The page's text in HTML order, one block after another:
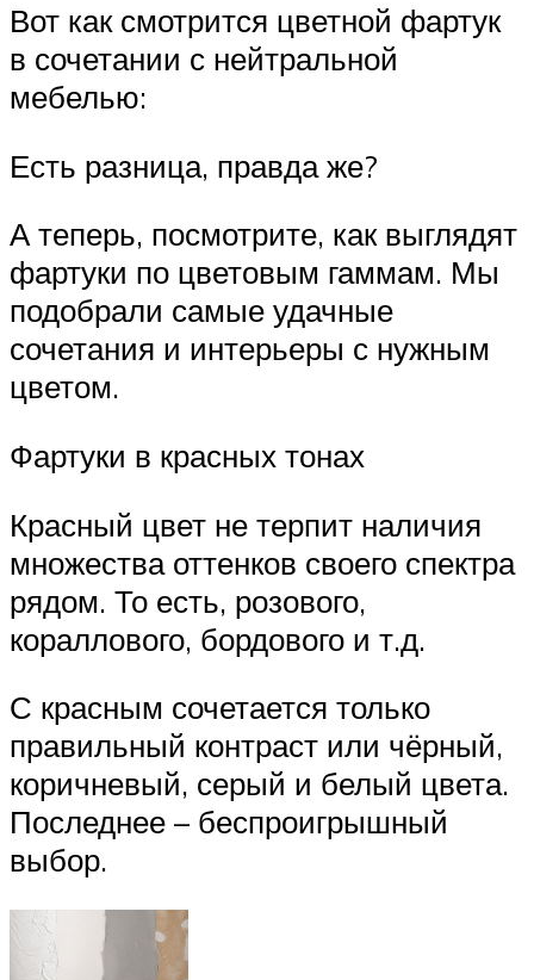
Вот как смотрится цветной фартук
в сочетании с нейтральной
мебелью:
Есть разница, правда же?
А теперь, посмотрите, как выглядят
фартуки по цветовым гаммам. Мы
подобрали самые удачные
сочетания и интерьеры с нужным
цветом.
Фартуки в красных тонах
Красный цвет не терпит наличия
множества оттенков своего спектра
рядом. То есть, розового,
кораллового, бордового и т.д.
С красным сочетается только
правильный контраст или чёрный,
коричневый, серый и белый цвета.
Последнее – беспроигрышный
выбор.